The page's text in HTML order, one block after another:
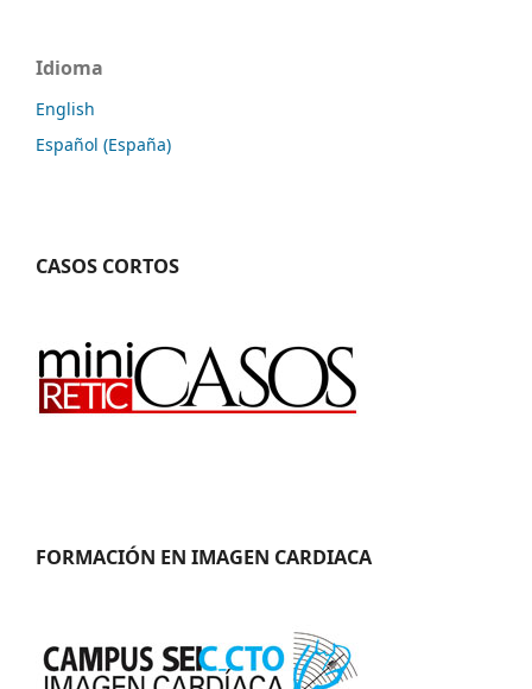
Idioma
English
Español (España)
CASOS CORTOS
FORMACIÓN EN IMAGEN CARDIACA